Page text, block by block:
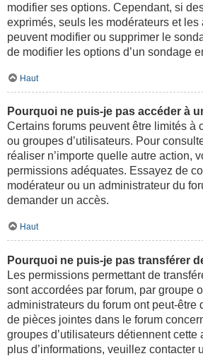
modifier ses options. Cependant, si
exprimés, seuls les modérateurs et les
peuvent modifier ou supprimer le
de modifier les options d’un sondage
Haut
Pourquoi ne puis-je pas accéder à
Certains forums peuvent être limités à
ou groupes d’utilisateurs. Pour
réaliser n’importe quelle autre action,
permissions adéquates. Essayez de
modérateur ou un administrateur du
demander un accès.
Haut
Pourquoi ne puis-je pas transférer
Les permissions permettant de
sont accordées par forum, par groupe
administrateurs du forum ont peut-être
de pièces jointes dans le forum
groupes d’utilisateurs détiennent cette
plus d’informations, veuillez contacter